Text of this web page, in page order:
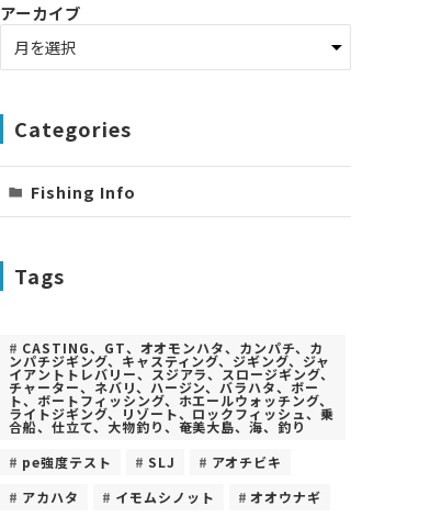
アーカイブ
Categories
Fishing Info
Tags
CASTING、GT、オオモンハタ、カンパチ、カ
ンパチジギング、キャスティング、ジギング、ジャ
イアントトレバリー、スジアラ、スロージギング、
チャーター、ネバリ、ハージン、バラハタ、ボー
ト、ボートフィッシング、ホエールウォッチング、
ライトジギング、リゾート、ロックフィッシュ、乗
合船、仕立て、大物釣り、奄美大島、海、釣り
pe強度テスト
SLJ
アオチビキ
アカハタ
イモムシノット
オオウナギ